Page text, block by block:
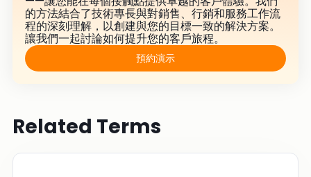
的方法結合了技術專長與對銷售、行銷和服務工作流
程的深刻理解，以創建與您的目標一致的解決方案。
讓我們一起討論如何提升您的客戶旅程。
預約演示
Related Terms